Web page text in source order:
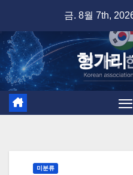
content
금. 8월 7th,
헝가리
미분류